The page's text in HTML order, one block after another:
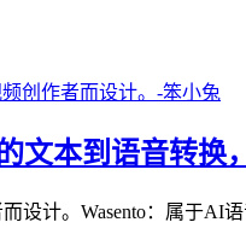
文本到语音转换
计。Wasento：属于AI